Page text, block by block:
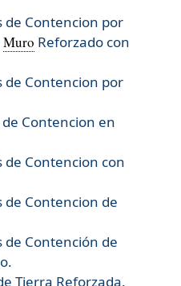
de Contencion por
Muro Reforzado con
de Contencion por
Contencion en
de Contencion con
de Contencion de
de Contención de
Tierra Reforzada.